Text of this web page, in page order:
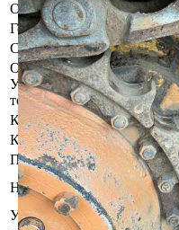
Описание
Год выпуска
Состояние
Осмотр объекта
Участник электронных
торгов осмотреть предмет
Контактное лицо
Контакты
Продавец имущества
Наименование
УНП